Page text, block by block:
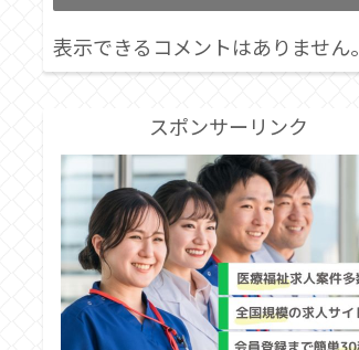
表示できるコメントはありません。
スポンサーリンク